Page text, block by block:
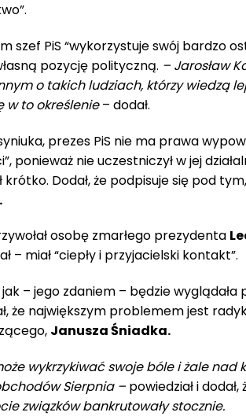
szef PiS “wykorzystuje swój bardzo
pozycję polityczną. – Jarosław
o takich ludziach, którzy wiedzą
w to określenie– dodał.
prezes PiS nie ma prawa
ponieważ nie uczestniczył w jej
krótko. Dodał, że podpisuje się pod
osobę zmarłego prezydenta
– miał “ciepły i przyjacielski kontakt”.
– jego zdaniem – będzie wyglądała
że największym problemem jest
Janusza Śniadka.
wykrzykiwać swoje bóle i żale
Sierpnia – powiedział i
związków bankrutowały stocznie.